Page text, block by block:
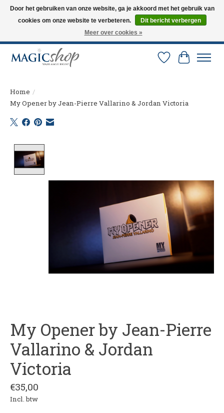
Altijd de nieuwste trucs op voorraad. Snelle verzending via PostNL en DHL.
Langskomen in onze winkel? Bel of mail om een afspraak te maken. 0251-
Verlanglijst
Home /
My Opener by Jean-Pierre Vallarino & Jordan Victoria
My Opener by Jean-Pierre
Vallarino & Jordan
Victoria
€35,00
Incl. btw
Door het gebruiken van onze website, ga je akkoord met het gebruik van
cookies om onze website te verbeteren.
Dit bericht verbergen
Meer over cookies »